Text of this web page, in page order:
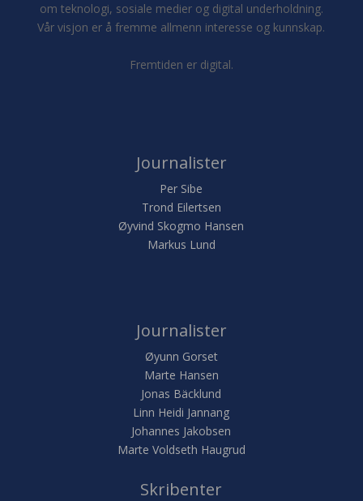
om teknologi, sosiale medier og digital underholdning.
Vår visjon er å fremme allmenn interesse og kunnskap.
Fremtiden er digital.
Journalister
Per Sibe
Trond Eilertsen
Øyvind Skogmo Hansen
Markus Lund
Journalister
Øyunn Gorset
Marte Hansen
Jonas Bäcklund
Linn Heidi Jannang
Johannes Jakobsen
Marte Voldseth Haugrud
Skribenter